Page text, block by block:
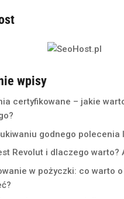
wpisy
certyfikowane – jakie
godnego polecenia
Revolut i dlaczego warto?
w pożyczki: co warto o